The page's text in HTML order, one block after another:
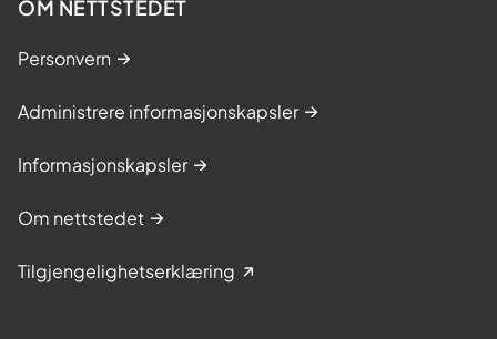
OM NETTSTEDET
Personvern
Administrere informasjonskapsler
Informasjonskapsler
Om nettstedet
Tilgjengelighetserklæring